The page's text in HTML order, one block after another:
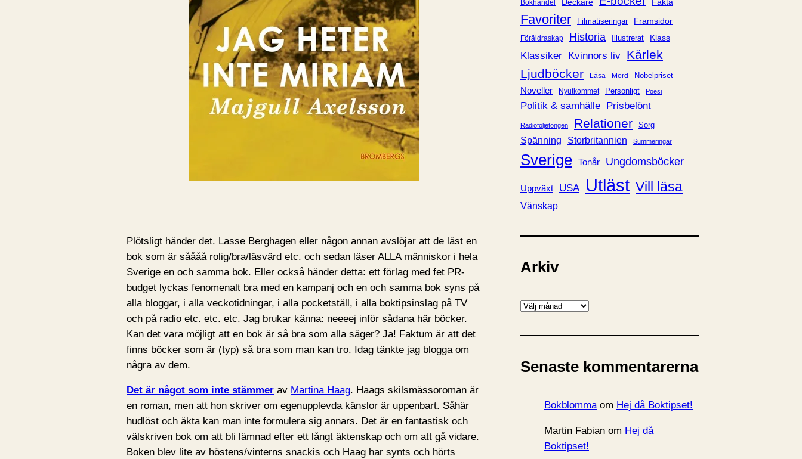
Plötsligt händer det. Lasse Berghagen eller någon annan avslöjar att de läst en
bok som är såååå rolig/bra/läsvärd etc. och sedan läser ALLA människor i hela
Sverige en och samma bok. Eller också händer detta: ett förlag med fet PR-
budget lyckas fenomenalt bra med en kampanj och en och samma bok syns på
alla bloggar, i alla veckotidningar, i alla pocketställ, i alla boktipsinslag på TV
och på radio etc. etc. etc. Jag brukar känna: neeeej inför sådana här böcker.
Kan det vara möjligt att en bok är så bra som alla säger? Ja! Faktum är att det
finns böcker som är (typ) så bra som man kan tro. Idag tänkte jag blogga om
några av dem.
Det är något som inte stämmer av Martina Haag. Haags skilsmässoroman är
en roman, men att hon skriver om egenupplevda känslor är uppenbart. Såhär
hudlöst och äkta kan man inte formulera sig annars. Det är en fantastisk och
välskriven bok om att bli lämnad efter ett långt äktenskap och om att gå vidare.
Boken blev lite av höstens/vinterns snackis och Haag har synts och hörts
e
r
Bokhandel
Favoriter Filmatiseringar Framsidor
Föräldraskap Historia Illustrerat Klass
Klassiker Kvinnors liv Kärlek
Ljudböcker
Läsa Mord Nobelpriset
Noveller Nyutkommet Personligt Poesi
Politik & samhälle Prisbelönt
Radioföljetongen Relationer Sorg
Spänning Storbritannien Summeringar
Sverige Tonår Ungdomsböcker
Uppväxt USA Utläst Vill läsa
Vänskap
Arkiv
A
k
v
Senaste kommentarerna
Bokblommaom Hej då Boktipset!
Martin Fabian om Hej då
Boktipset!